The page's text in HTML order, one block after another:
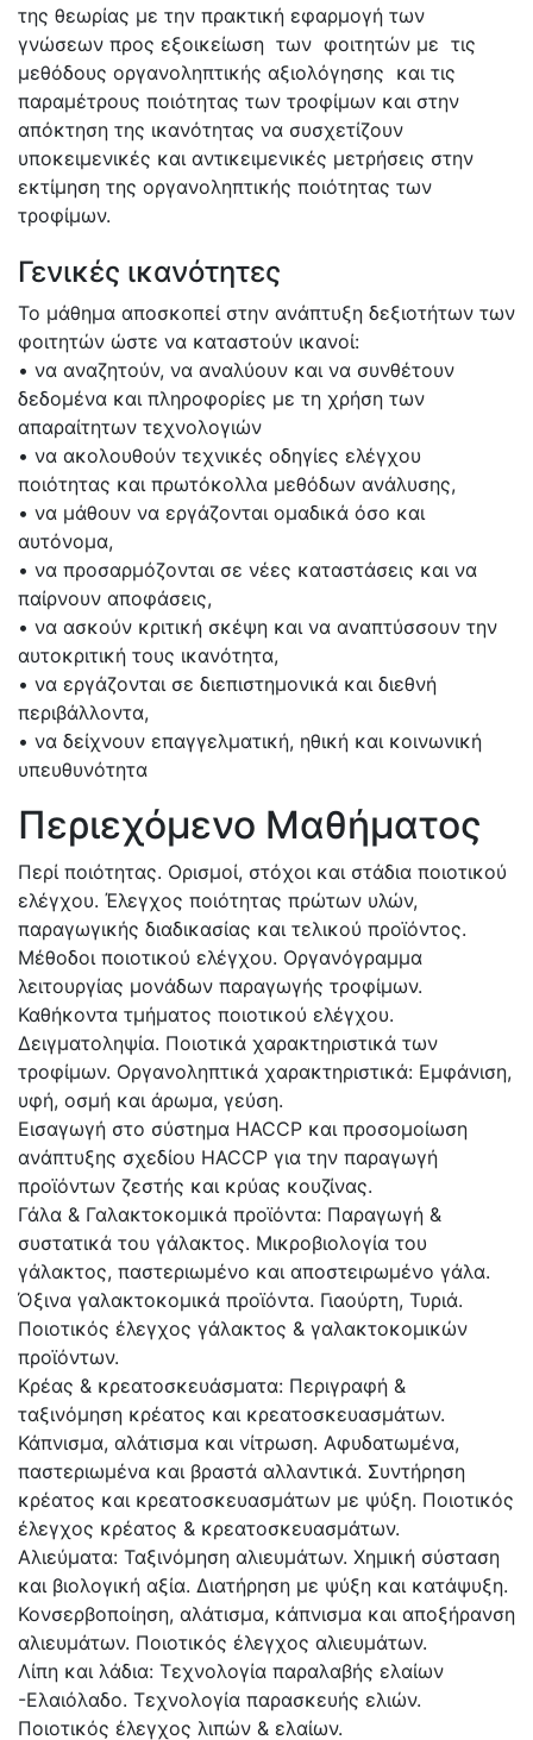
της θεωρίας με την πρακτική εφαρμογή των
γνώσεων προς εξοικείωση των φοιτητών με τις
μεθόδους οργανοληπτικής αξιολόγησης και τις
παραμέτρους ποιότητας των τροφίμων και στην
απόκτηση της ικανότητας να συσχετίζουν
υποκειμενικές και αντικειμενικές μετρήσεις στην
εκτίμηση της οργανοληπτικής ποιότητας των
τροφίμων.
Γενικές ικανότητες
Το μάθημα αποσκοπεί στην ανάπτυξη δεξιοτήτων των
φοιτητών ώστε να καταστούν ικανοί:
• να αναζητούν, να αναλύουν και να συνθέτουν
δεδομένα και πληροφορίες με τη χρήση των
απαραίτητων τεχνολογιών
• να ακολουθούν τεχνικές οδηγίες ελέγχου
ποιότητας και πρωτόκολλα μεθόδων ανάλυσης,
• να μάθουν να εργάζονται ομαδικά όσο και
αυτόνομα,
• να προσαρμόζονται σε νέες καταστάσεις και να
παίρνουν αποφάσεις,
• να ασκούν κριτική σκέψη και να αναπτύσσουν την
αυτοκριτική τους ικανότητα,
• να εργάζονται σε διεπιστημονικά και διεθνή
περιβάλλοντα,
• να δείχνουν επαγγελματική, ηθική και κοινωνική
υπευθυνότητα
Περιεχόμενο Μαθήματος
Περί ποιότητας. Ορισμοί, στόχοι και στάδια ποιοτικού
ελέγχου. Έλεγχος ποιότητας πρώτων υλών,
παραγωγικής διαδικασίας και τελικού προϊόντος.
Μέθοδοι ποιοτικού ελέγχου. Οργανόγραμμα
λειτουργίας μονάδων παραγωγής τροφίμων.
Καθήκοντα τμήματος ποιοτικού ελέγχου.
Δειγματοληψία. Ποιοτικά χαρακτηριστικά των
τροφίμων. Οργανοληπτικά χαρακτηριστικά: Εμφάνιση,
υφή, οσμή και άρωμα, γεύση.
Εισαγωγή στο σύστημα HACCP και προσομοίωση
ανάπτυξης σχεδίου HACCP για την παραγωγή
προϊόντων ζεστής και κρύας κουζίνας.
Γάλα & Γαλακτοκομικά προϊόντα: Παραγωγή &
συστατικά του γάλακτος. Μικροβιολογία του
γάλακτος, παστεριωμένο και αποστειρωμένο γάλα.
Όξινα γαλακτοκομικά προϊόντα. Γιαούρτη, Τυριά.
Ποιοτικός έλεγχος γάλακτος & γαλακτοκομικών
προϊόντων.
Κρέας & κρεατοσκευάσματα: Περιγραφή &
ταξινόμηση κρέατος και κρεατοσκευασμάτων.
Κάπνισμα, αλάτισμα και νίτρωση. Αφυδατωμένα,
παστεριωμένα και βραστά αλλαντικά. Συντήρηση
κρέατος και κρεατοσκευασμάτων με ψύξη. Ποιοτικός
έλεγχος κρέατος & κρεατοσκευασμάτων.
Αλιεύματα: Ταξινόμηση αλιευμάτων. Χημική σύσταση
και βιολογική αξία. Διατήρηση με ψύξη και κατάψυξη.
Κονσερβοποίηση, αλάτισμα, κάπνισμα και αποξήρανση
αλιευμάτων. Ποιοτικός έλεγχος αλιευμάτων.
Λίπη και λάδια: Τεχνολογία παραλαβής ελαίων
-Ελαιόλαδο. Τεχνολογία παρασκευής ελιών.
Ποιοτικός έλεγχος λιπών & ελαίων.